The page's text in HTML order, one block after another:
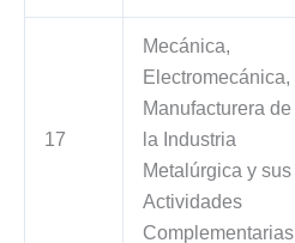
17
Mecánica,
Electromecánica,
Manufacturera de
la Industria
Metalúrgica y sus
Actividades
Complementarias